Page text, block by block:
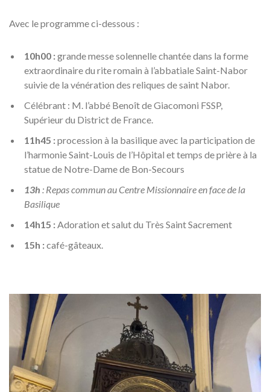
Avec le programme ci-dessous :
10h00 :grande messe solennelle chantée dans la forme
extraordinaire du rite romain à l’abbatiale Saint-Nabor
suivie de la vénération des reliques de saint Nabor.
Célébrant : M. l’abbé Benoît de Giacomoni FSSP,
Supérieur du District de France.
11h45 :procession à la basilique avec la participation de
l’harmonie Saint-Louis de l’Hôpital et temps de prière à la
statue de Notre-Dame de Bon-Secours
13h : Repas commun au Centre Missionnaire en face de la
Basilique
14h15 :Adoration et salut du Très Saint Sacrement
15h :café-gâteaux.